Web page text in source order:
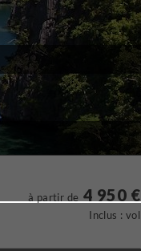
à partir de 4 950 €
Inclus : vol